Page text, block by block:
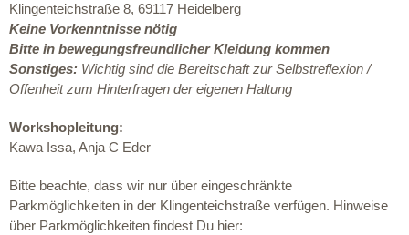
Klingenteichstraße 8, 69117 Heidelberg
Keine Vorkenntnisse nötig
Bitte in bewegungsfreundlicher Kleidung kommen
Sonstiges: Wichtig sind die Bereitschaft zur Selbstreflexion /
Offenheit zum Hinterfragen der eigenen Haltung
Workshopleitung:
Kawa Issa, Anja C Eder
Bitte beachte, dass wir nur über eingeschränkte
Parkmöglichkeiten in der Klingenteichstraße verfügen. Hinweise
über Parkmöglichkeiten findest Du hier: